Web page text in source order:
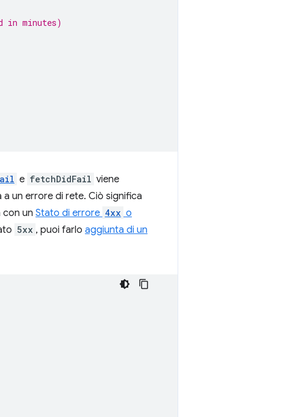
in minutes)
e fetchDidFail viene
un errore di rete. Ciò significa
con un Stato di errore 4xx o
5xx , puoi farlo aggiunta di un